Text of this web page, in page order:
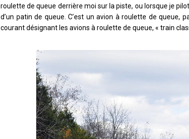
roulette de queue derrière moi sur la piste, ou lorsque je
d’un patin de queue. C’est un avion à roulette de queue,
courant désignant les avions à roulette de queue, « train